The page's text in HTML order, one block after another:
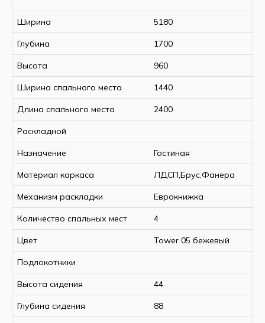
Ширина 5180
Глубина 1700
Высота 960
Ширина спального места 1440
Длина спального места 2400
Раскладной
Назначение Гостиная
Материал каркаса ЛДСП,Брус,Фанера
Механизм раскладки Еврокнижка
Количество спальных мест 4
Цвет Tower 05 бежевый
Подлокотники
Высота сидения 44
Глубина сидения 88